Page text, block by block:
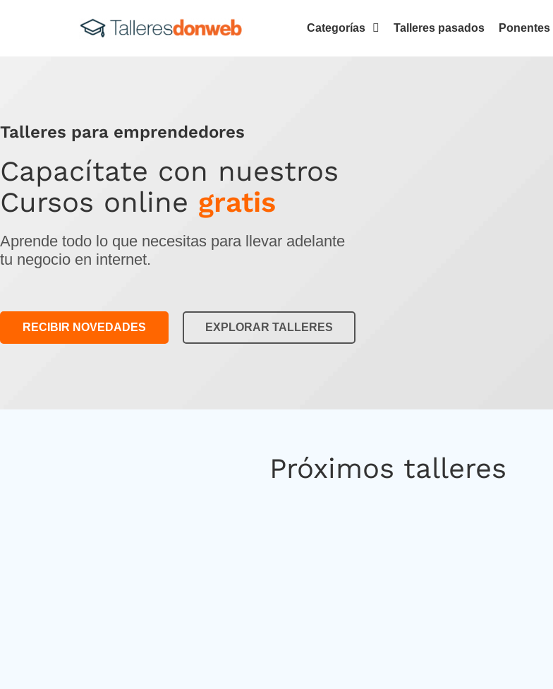
Categorías Talleres pasados Ponentes
Talleres para emprendedores
Capacítate con nuestros
Cursos online gratis
Aprende todo lo que necesitas para llevar adelante
tu negocio en internet.
RECIBIR NOVEDADES EXPLORAR TALLERES
Próximos talleres